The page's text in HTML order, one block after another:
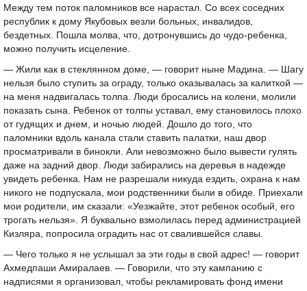
Между тем поток паломников все нарастал. Со всех соседних
республик к дому Якубовых везли больных, инвалидов,
бездетных. Пошла молва, что, дотронувшись до чудо-ребенка,
можно получить исцеление.
— Жили как в стеклянном доме, — говорит ныне Мадина. — Шагу
нельзя было ступить за ограду, только оказывалась за калиткой —
на меня надвигалась толпа. Люди бросались на колени, молили
показать сына. Ребенок от толпы уставал, ему становилось плохо
от гудящих и днем, и ночью людей. Дошло до того, что
паломники вдоль канала стали ставить палатки, наш двор
просматривали в бинокли. Али невозможно было вывести гулять
даже на задний двор. Люди забирались на деревья в надежде
увидеть ребенка. Нам не разрешали никуда ездить, охрана к нам
никого не подпускала, мои родственники были в обиде. Приехали
мои родители, им сказали: «Уезжайте, этот ребенок особый, его
трогать нельзя». Я буквально взмолилась перед администрацией
Кизляра, попросила оградить нас от свалившейся славы.
— Чего только я не услышал за эти годы в свой адрес! — говорит
Ахмедпаши Амиралаев. — Говорили, что эту кампанию с
надписями я организовал, чтобы рекламировать фонд имени